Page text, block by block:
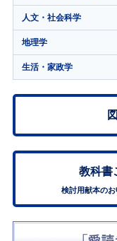
人文・社会科学
地理学
生活・家政学
教科書
検討用献本の